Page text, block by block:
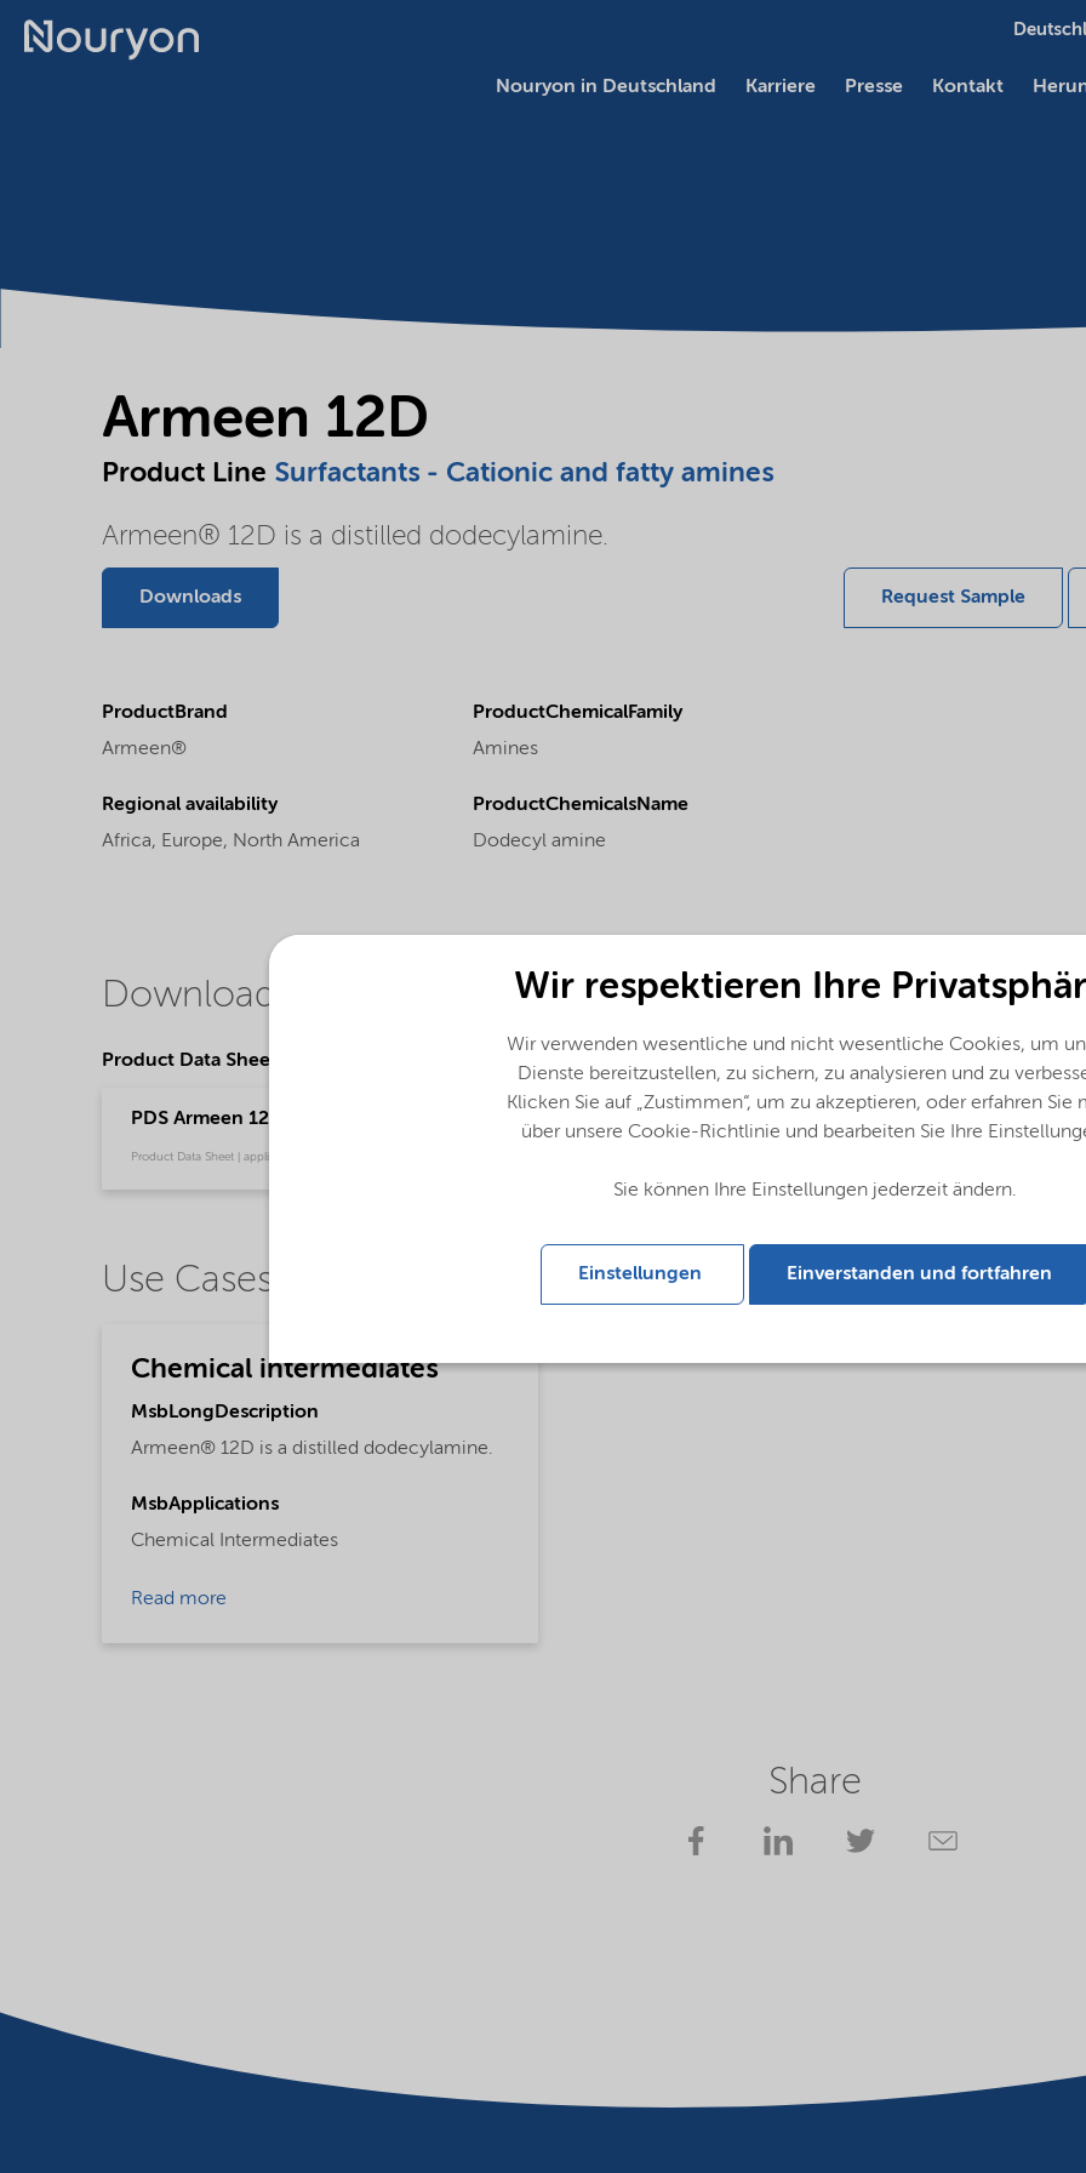
Nouryon in Deutschland Karriere Presse Kontakt
Armeen 12D
Product Line Surfactants - Cationic and fatty amines
Armeen® 12D is a distilled dodecylamine.
Downloads Request Sample
ProductBrand
Armeen®
ProductChemicalFamily
Amines
Regional availability
Africa, Europe, North America
ProductChemicalsName
Dodecyl amine
Downloads
Product Data Sheets
PDS Armeen 12D (English)
Product Data Sheet | application/pdf (32,2 KB) | English
Use Cases
Chemical intermediates
MsbLongDescription
Armeen® 12D is a distilled dodecylamine.
MsbApplications
Chemical Intermediates
Read more
Share
Wir respektieren Ihre
Wir verwenden wesentliche und nicht wesentliche Cookies, um
Dienste bereitzustellen, zu sichern, zu analysieren und zu
Klicken Sie auf „Zustimmen“, um zu akzeptieren, oder erfahren Sie
über unsere Cookie-Richtlinie und bearbeiten Sie Ihre
Sie können Ihre Einstellungen jederzeit ändern.
Einstellungen Einverstanden und fortfahren